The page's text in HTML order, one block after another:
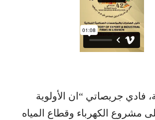
فادي جريصاتي “ان الأولوية
مشروع الكهرباء وقطاع المياه